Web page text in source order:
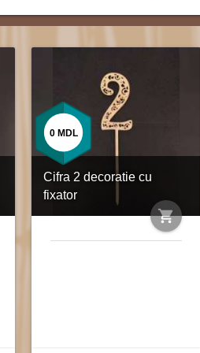
Cifra 2 decoratie cu
fixator
shopping_cart
0 MDL